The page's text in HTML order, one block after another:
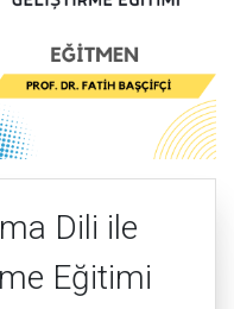
Dili ile
Eğitimi